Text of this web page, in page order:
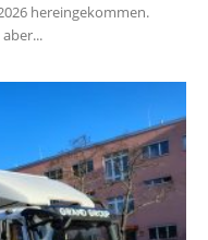
hereingekommen.